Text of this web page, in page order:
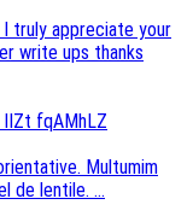
truly appreciate your
write ups thanks
lIZt fqAMhLZ
Multumim
de lentile. ...